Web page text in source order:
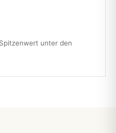
unter den